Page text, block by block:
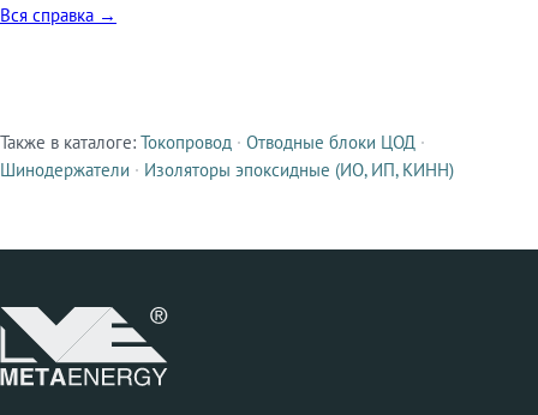
Вся справка →
Смежные продукты
Также в каталоге: Токопровод · Отводные блоки ЦОД ·
Шинодержатели · Изоляторы эпоксидные (ИО, ИП, КИНН)